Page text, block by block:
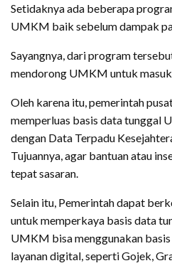
Setidaknya ada beberapa
UMKM baik sebelum dampak
Sayangnya, dari program
mendorong UMKM untuk
Oleh karena itu, pemerintah
memperluas basis data tunggal
dengan Data Terpadu
Tujuannya, agar bantuan atau
tepat sasaran.
Selain itu, Pemerintah dapat
untuk memperkaya basis data
UMKM bisa menggunakan basis
layanan digital, seperti Gojek,